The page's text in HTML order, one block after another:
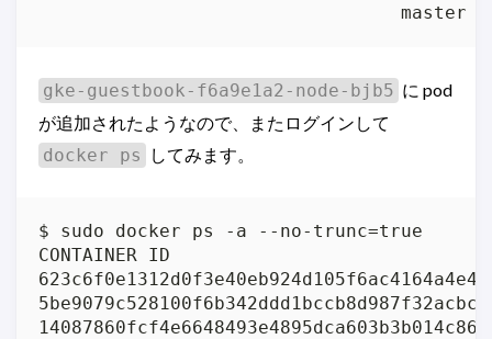
master
gke-guestbook-f6a9e1a2-node-bjb5 に pod
が追加されたようなので、またログインして
docker ps
してみます。
$ sudo docker ps -a --no-trunc=true
CONTAINER ID